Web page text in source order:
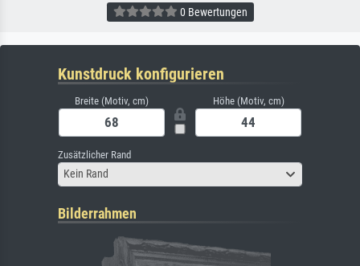
0 Bewertungen
Kunstdruck konfigurieren
Breite (Motiv, cm) Höhe (Motiv, cm)
Zusätzlicher Rand
Kein Rand
Bilderrahmen